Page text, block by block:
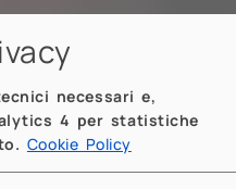
necessari e,
4 per statistiche
Cookie Policy